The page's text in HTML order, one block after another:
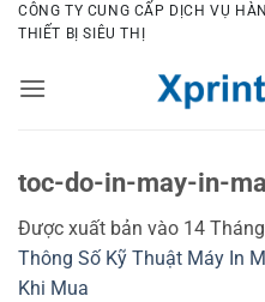
Bỏ
qua
dung
CÔNG TY CUNG CẤP DỊCH VỤ
THIẾT BỊ SIÊU THỊ
toc-do-in-may-in-
Được xuất bản vào 14
Thông Số Kỹ Thuật Máy In
Khi Mua